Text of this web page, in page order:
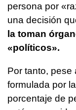
persona por
una decisión
la toman
«políticos».
Por tanto, pese
formulada por
porcentaje de